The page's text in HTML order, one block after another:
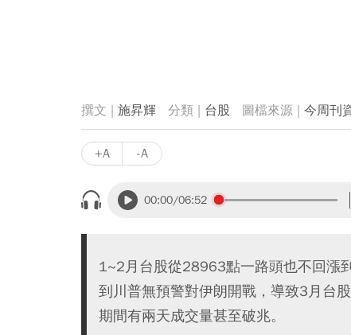
施昇輝 台股 今周刊
+A -A
00:00/06:52
1~2月台股從28963點一路頭也不回漲
到川普無預警對伊朗開戰，導致3月台
期間有兩天成交量甚至破兆。